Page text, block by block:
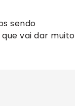
sendo
vai dar muito